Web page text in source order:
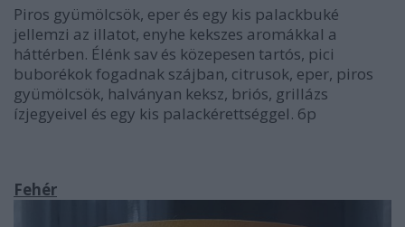
Piros gyümölcsök, eper és egy kis palackbuké
jellemzi az illatot, enyhe kekszes aromákkal a
háttérben. Élénk sav és közepesen tartós, pici
buborékok fogadnak szájban, citrusok, eper, piros
gyümölcsök, halványan keksz, briós, grillázs
ízjegyeivel és egy kis palackérettséggel. 6p
Fehér